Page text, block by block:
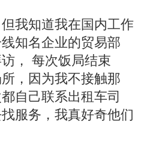
我知道我在国内工作
知名企业的贸易部
， 每次饭局结束
，因为我不接触那
自己联系出租车司
服务，我真好奇他们